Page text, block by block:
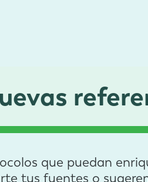
que puedan
tus fuentes o